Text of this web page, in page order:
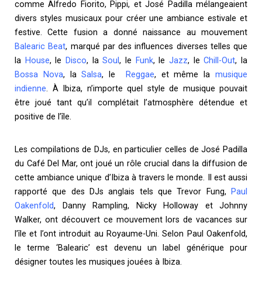
comme Alfredo Fiorito, Pippi, et José Padilla mélangeaient
divers styles musicaux pour créer une ambiance estivale et
festive. Cette fusion a donné naissance au mouvement
Balearic Beat, marqué par des influences diverses telles que
la House, le Disco, laSoul, le Funk, leJazz, leChill-Out, la
Bossa Nova, laSalsa, le Reggae, et même lamusique
indienne. À Ibiza, n’importe quel style de musique pouvait
être joué tant qu’il complétait l’atmosphère détendue et
positive de l’île.
Les compilations de DJs, en particulier celles de José Padilla
du Café Del Mar, ont joué un rôle crucial dans la diffusion de
cette ambiance unique d’Ibiza à travers le monde. Il est aussi
rapporté que des DJs anglais tels que Trevor Fung, Paul
Oakenfold, Danny Rampling, Nicky Holloway et Johnny
Walker, ont découvert ce mouvement lors de vacances sur
l’île et l’ont introduit au Royaume-Uni. Selon Paul Oakenfold,
le terme ‘Balearic’ est devenu un label générique pour
désigner toutes les musiques jouées à Ibiza.